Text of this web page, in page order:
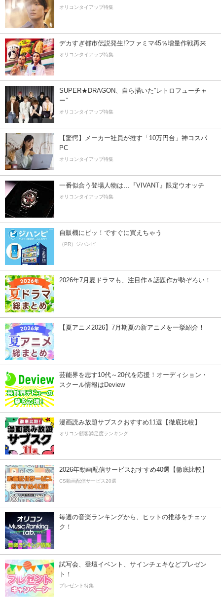
オリコンタイアップ特集
デカすぎ都市伝説発生!?ファミマ45％増量作戦再来
オリコンタイアップ特集
SUPER★DRAGON、自ら描いた”レトロフューチャ
ー”
オリコンタイアップ特集
【驚愕】メーカー社員が推す「10万円台」神コスパ
PC
オリコンタイアップ特集
一番似合う登場人物は…『VIVANT』限定ウオッチ
オリコンタイアップ特集
自販機にピッ！ですぐに買えちゃう
（PR）ジハンピ
2026年7月夏ドラマも、注目作＆話題作が勢ぞろい！
【夏アニメ2026】7月期夏の新アニメを一挙紹介！
芸能界を志す10代～20代を応援！オーディション・
スクール情報はDeview
漫画読み放題サブスクおすすめ11選【徹底比較】
オリコン顧客満足度ランキング
2026年動画配信サービスおすすめ40選【徹底比較】
CS動画配信サービス20選
毎週の音楽ランキングから、ヒットの推移をチェッ
ク！
試写会、登壇イベント、サインチェキなどプレゼン
ト！
プレゼント特集